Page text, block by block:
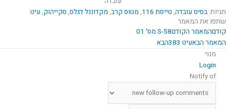
תגיות: בסיס עובדה, טייסת 116 , מטוס קרב, מקדוננל דגלס, סקייהוק, עיט
שתפו את המאמר
קודםהמאמר הקודםS-58 מס' 01
המאמר הבאעיט 383
הבא
מנוי
Login
Notify of